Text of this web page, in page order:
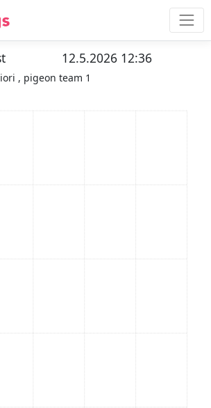
12.5.2026 12:36
, pigeon team 1